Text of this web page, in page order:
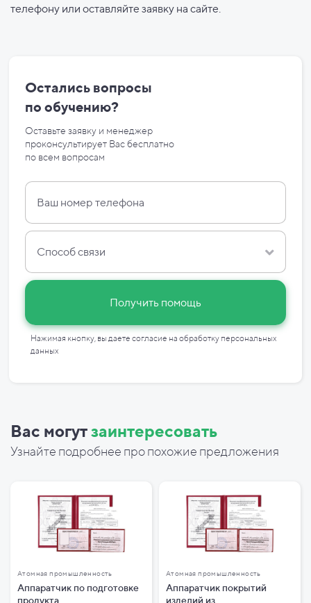
телефону или оставляйте заявку на сайте.
Остались вопросы
по обучению?
Оставьте заявку и менеджер
проконсультирует Вас бесплатно
по всем вопросам
Способ связи
Получить помощь
Нажимая кнопку, вы даете согласие на обработку персональных
данных
Вас могутзаинтересовать
Узнайте подробнее про похожие предложения
Атомная промышленность
Аппаратчик по подготовке
продукта
Атомная промышленность
Аппаратчик покрытий
изделий из